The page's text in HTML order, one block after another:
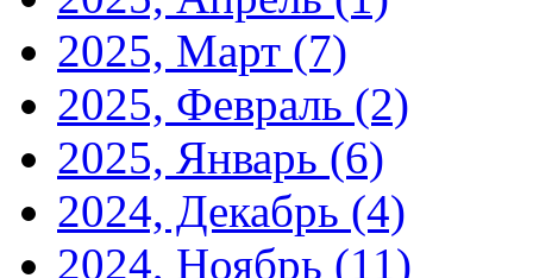
2025, Март (7)
2025, Февраль (2)
2025, Январь (6)
2024, Декабрь (4)
2024, Ноябрь (11)